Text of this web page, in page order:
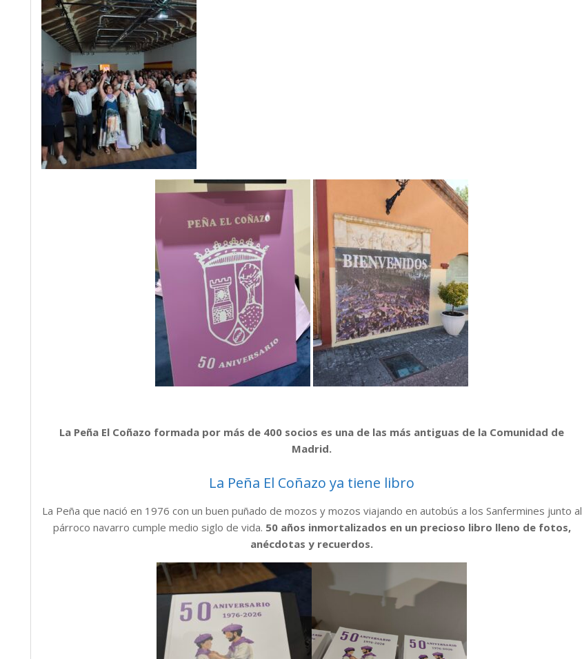
La Peña El Coñazo formada por más de 400 socios es una de las más antiguas de la Comunidad de
Madrid.
La Peña El Coñazo ya tiene libro
La Peña que nació en 1976 con un buen puñado de mozos y mozos viajando en autobús a los Sanfermines junto al
párroco navarro cumple medio siglo de vida. 50 años inmortalizados en un precioso libro lleno de fotos,
anécdotas y recuerdos.